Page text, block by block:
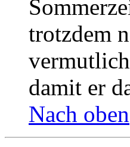
trotzdem
damit er
Nach oben